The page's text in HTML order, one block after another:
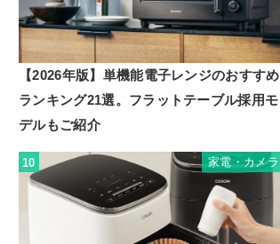
【2026年版】単機能電子レンジのおすすめ
ランキング21選。フラットテーブル採用モ
デルもご紹介
10 家電・カメラ